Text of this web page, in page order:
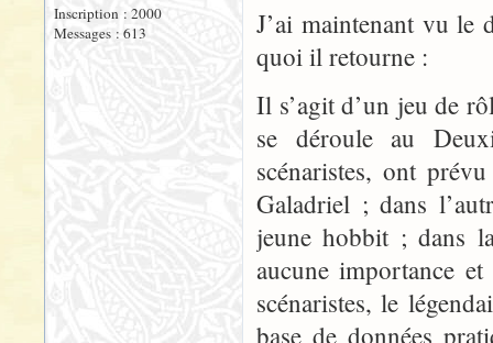
Inscription : 2000
Messages : 613
J’ai maintenant vu le
quoi il retourne :
Il s’agit d’un jeu de
se déroule au
scénaristes, ont
Galadriel ; dans
jeune hobbit ; dans
aucune importance
scénaristes, le
base de données